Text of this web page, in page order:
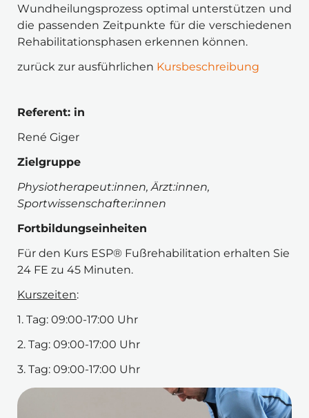
Wundheilungsprozess optimal unterstützen und
die passenden Zeitpunkte für die verschiedenen
Rehabilitationsphasen erkennen können.
zurück zur ausführlichen Kursbeschreibung
Referent: in
René Giger
Zielgruppe
Physiotherapeut:innen, Ärzt:innen,
Sportwissenschafter:innen
Fortbildungseinheiten
Für den Kurs ESP® Fußrehabilitation erhalten Sie
24 FE zu 45 Minuten.
Kurszeiten:
1. Tag: 09:00-17:00 Uhr
2. Tag: 09:00-17:00 Uhr
3. Tag: 09:00-17:00 Uhr